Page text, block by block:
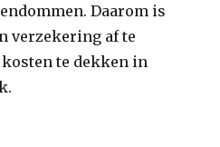
Daarom is
verzekering af te
te dekken in